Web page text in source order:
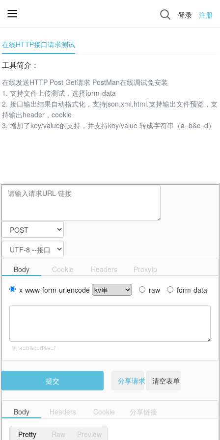
登录 注册
在线HTTP接口请求测试
工具简介：
在线发送HTTP Post Get请求 PostMan在线调试免安装
1. 支持文件上传测试，选择form-data
2. 接口输出结果自动格式化，支持json,xml,html.支持输出文件预览，支
持输出header，cookie
3. 增加了key/value的支持，并支持key/value 转成字符串（a=b&c=d）
Body Cookie Headers ProxyIp
x-www-form-urlencode raw form-data
例:a=b&c=d&e=f
提交 分享请求 清空表单
Body Headers Cookie 分享链接
Pretty Raw Preview